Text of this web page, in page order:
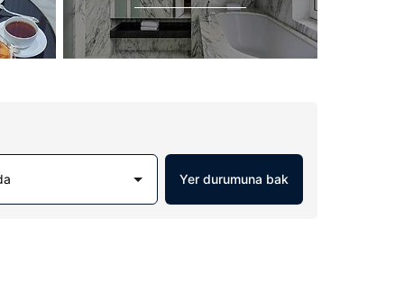
Yer durumuna bak